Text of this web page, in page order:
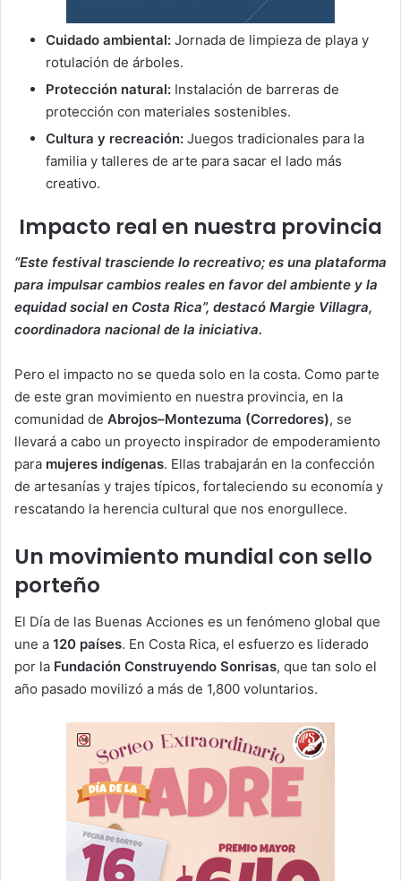
Cuidado ambiental: Jornada de limpieza de playa y
rotulación de árboles.
Protección natural: Instalación de barreras de
protección con materiales sostenibles.
Cultura y recreación: Juegos tradicionales para la
familia y talleres de arte para sacar el lado más
creativo.
​ Impacto real en nuestra provincia
“Este festival trasciende lo recreativo; es una plataforma
para impulsar cambios reales en favor del ambiente y la
equidad social en Costa Rica”, destacó Margie Villagra,
coordinadora nacional de la iniciativa.
Pero el impacto no se queda solo en la costa. Como parte
de este gran movimiento en nuestra provincia, en la
comunidad de Abrojos–Montezuma (Corredores), se
llevará a cabo un proyecto inspirador de empoderamiento
para mujeres indígenas. Ellas trabajarán en la confección
de artesanías y trajes típicos, fortaleciendo su economía y
rescatando la herencia cultural que nos enorgullece.
​Un movimiento mundial con sello
porteño
​El Día de las Buenas Acciones es un fenómeno global que
une a 120 países. En Costa Rica, el esfuerzo es liderado
por la Fundación Construyendo Sonrisas, que tan solo el
año pasado movilizó a más de 1,800 voluntarios.